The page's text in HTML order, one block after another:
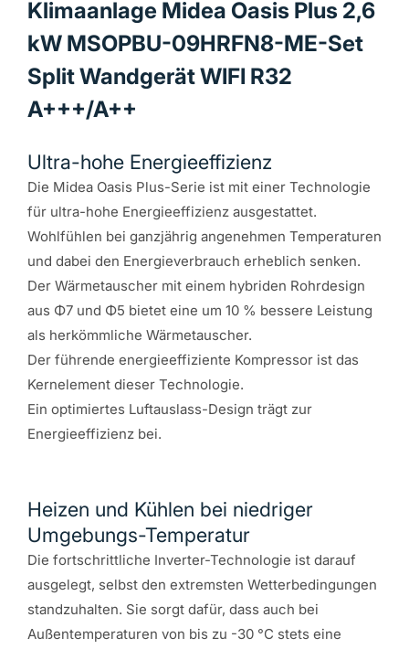
Produktdatenblatt
Download PDF
Installationsanleitung
Anlagenbuch
Download PDF
Energieeffizienz Plaketen
Klimaanlage Midea Oasis Plus 2,6
kW MSOPBU-09HRFN8-ME-Set
Split Wandgerät WIFI R32
A+++/A++
Ultra-hohe Energieeffizienz
Die Midea Oasis Plus-Serie ist mit einer Technologie
für ultra-hohe Energieeffizienz ausgestattet.
Wohlfühlen bei ganzjährig angenehmen Temperaturen
und dabei den Energieverbrauch erheblich senken.
Der Wärmetauscher mit einem hybriden Rohrdesign
aus Φ7 und Φ5 bietet eine um 10 % bessere Leistung
als herkömmliche Wärmetauscher.
Der führende energieeffiziente Kompressor ist das
Kernelement dieser Technologie.
Ein optimiertes Luftauslass-Design trägt zur
Energieeffizienz bei.
Heizen und Kühlen bei niedriger
Umgebungs-Temperatur
Die fortschrittliche Inverter-Technologie ist darauf
ausgelegt, selbst den extremsten Wetterbedingungen
standzuhalten. Sie sorgt dafür, dass auch bei
Außentemperaturen von bis zu -30 °C stets eine